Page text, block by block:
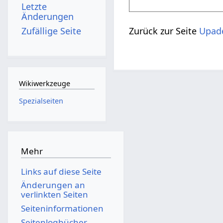
Zurück zur Seite
Letzte
Änderungen
Zufällige Seite
Wikiwerkzeuge
Spezialseiten
Mehr
Links auf diese Seite
Änderungen an
verlinkten Seiten
Seiten­­informationen